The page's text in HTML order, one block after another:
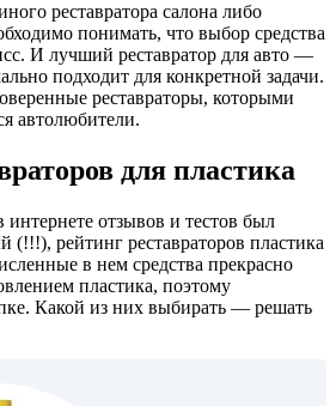
реставратора салона либо
понимать, что выбор средства
И лучший реставратор для авто —
подходит для конкретной задачи.
реставраторы, которыми
автолюбители.
для пластика
отзывов и тестов был
(!!!), рейтинг реставраторов пластика
в нем средства прекрасно
пластика, поэтому
Какой из них выбирать — решать